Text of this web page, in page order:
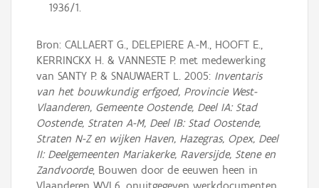
1936/1.
Bron: CALLAERT G., DELEPIERE A.-M., HOOFT E.,
KERRINCKX H. & VANNESTE P. met medewerking
van SANTY P. & SNAUWAERT L. 2005: Inventaris
van het bouwkundig erfgoed, Provincie West-
Vlaanderen, Gemeente Oostende, Deel IA: Stad
Oostende, Straten A-M, Deel IB: Stad Oostende,
Straten N-Z en wijken Haven, Hazegras, Opex, Deel
II: Deelgemeenten Mariakerke, Raversijde, Stene en
Zandvoorde, Bouwen door de eeuwen heen in